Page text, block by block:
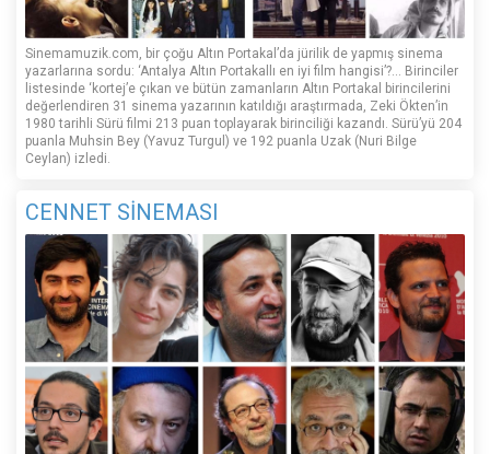
Sinemamuzik.com, bir çoğu Altın Portakal’da jürilik de yapmış sinema
yazarlarına sordu: ‘Antalya Altın Portakallı en iyi film hangisi’?... Birinciler
listesinde ‘kortej’e çıkan ve bütün zamanların Altın Portakal birincilerini
değerlendiren 31 sinema yazarının katıldığı araştırmada, Zeki Ökten’in
1980 tarihli Sürü filmi 213 puan toplayarak birinciliği kazandı. Sürü’yü 204
puanla Muhsin Bey (Yavuz Turgul) ve 192 puanla Uzak (Nuri Bilge
Ceylan) izledi.
CENNET SİNEMASI